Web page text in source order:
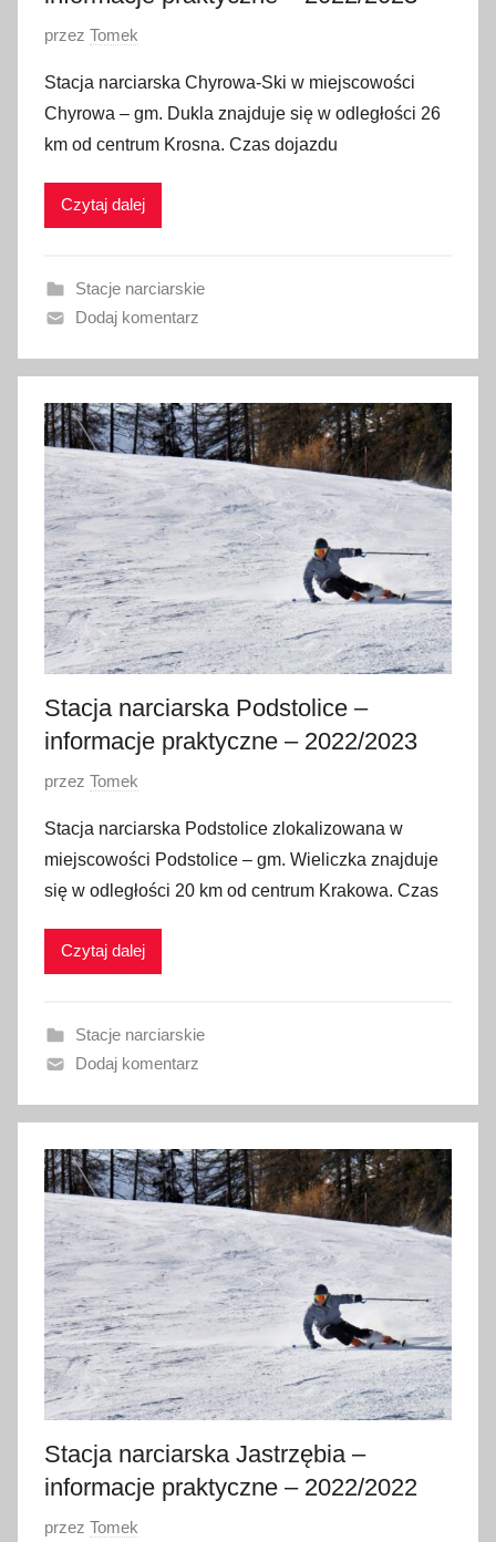
0
O
u
b
l
i
a
n
8
s
t
y
c
z
n
i
a
2
2
przez Tomek
Stacja narciarska Chyrowa-Ski w miejscowości
Chyrowa – gm. Dukla znajduje się w odległości 26
km od centrum Krosna. Czas dojazdu
Czytaj dalej
Stacje narciarskie
Dodaj komentarz
Stacja narciarska Podstolice –
informacje praktyczne – 2022/2023
O
u
b
l
i
a
n
6
s
t
y
c
z
n
i
a
2
2
przez Tomek
Stacja narciarska Podstolice zlokalizowana w
miejscowości Podstolice – gm. Wieliczka znajduje
się w odległości 20 km od centrum Krakowa. Czas
Czytaj dalej
Stacje narciarskie
Dodaj komentarz
Stacja narciarska Jastrzębia –
informacje praktyczne – 2022/2022
O
przez Tomek